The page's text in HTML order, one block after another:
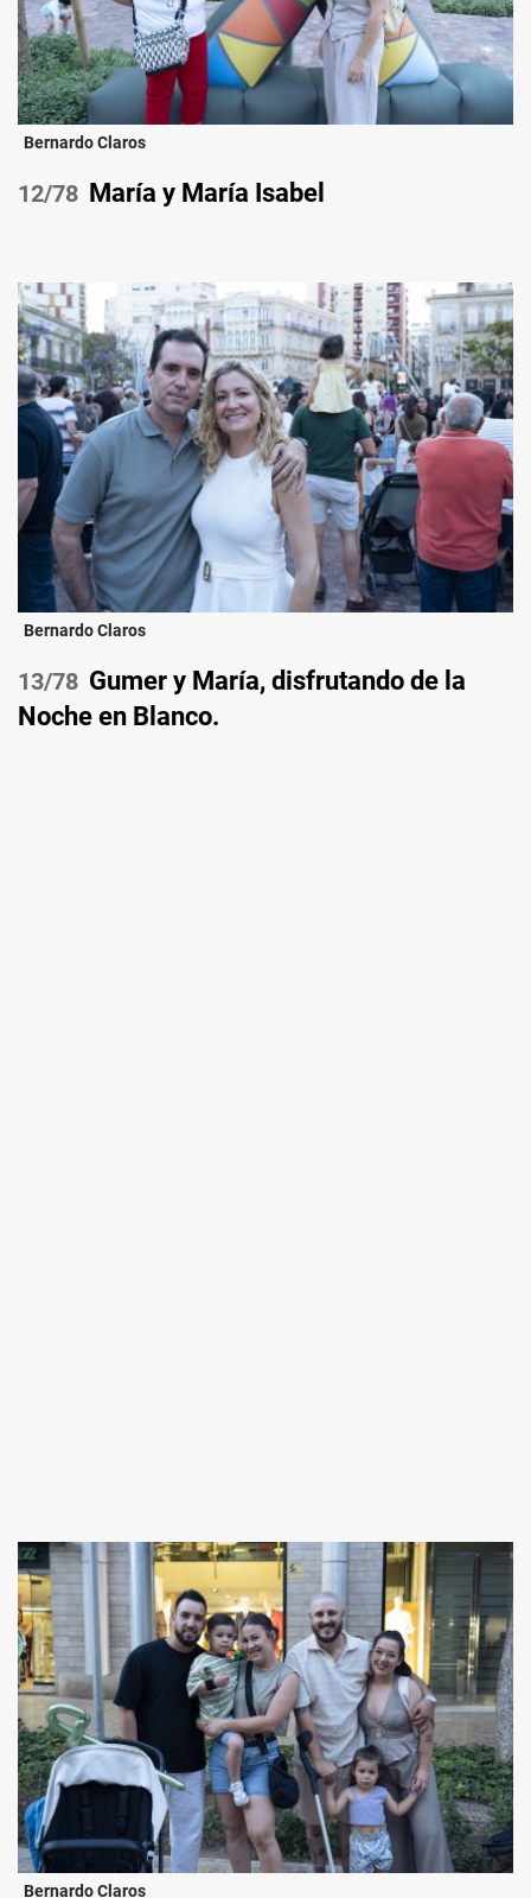
Bernardo Claros
/78 María y María Isabel
Bernardo Claros
/78 Gumer y María, disfrutando de la
Noche en Blanco.
Bernardo Claros